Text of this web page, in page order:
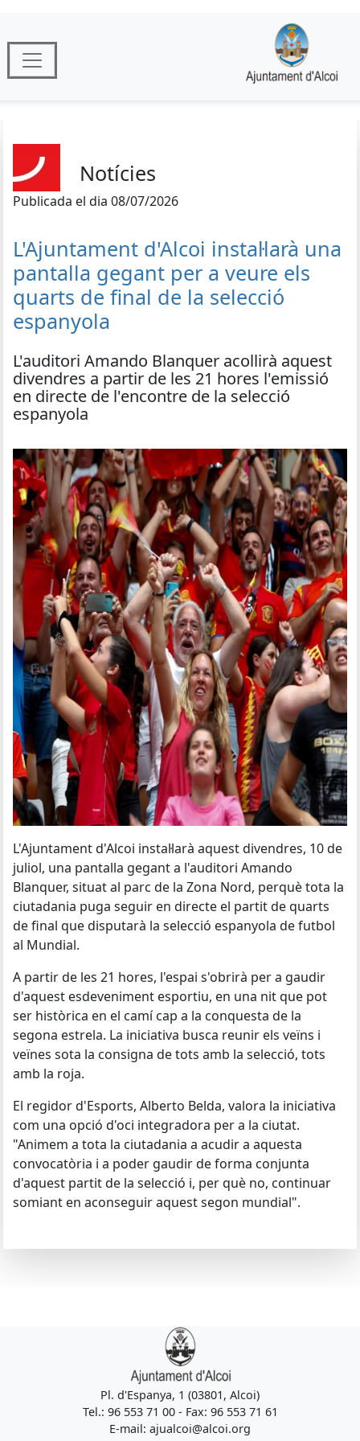
Notícies
Publicada el dia 08/07/2026
L'Ajuntament d'Alcoi instal·larà una
pantalla gegant per a veure els
quarts de final de la selecció
espanyola
L'auditori Amando Blanquer acollirà aquest
divendres a partir de les 21 hores l'emissió
en directe de l'encontre de la selecció
espanyola
L'Ajuntament d'Alcoi instal·larà aquest divendres, 10 de
juliol, una pantalla gegant a l'auditori Amando
Blanquer, situat al parc de la Zona Nord, perquè tota la
ciutadania puga seguir en directe el partit de quarts
de final que disputarà la selecció espanyola de futbol
al Mundial.
A partir de les 21 hores, l'espai s'obrirà per a gaudir
d'aquest esdeveniment esportiu, en una nit que pot
ser històrica en el camí cap a la conquesta de la
segona estrela. La iniciativa busca reunir els veïns i
veïnes sota la consigna de tots amb la selecció, tots
amb la roja.
El regidor d'Esports, Alberto Belda, valora la iniciativa
com una opció d'oci integradora per a la ciutat.
"Animem a tota la ciutadania a acudir a aquesta
convocatòria i a poder gaudir de forma conjunta
d'aquest partit de la selecció i, per què no, continuar
somiant en aconseguir aquest segon mundial".
Pl. d'Espanya, 1 (03801, Alcoi)
Tel.: 96 553 71 00 - Fax: 96 553 71 61
E-mail: ajualcoi@alcoi.org